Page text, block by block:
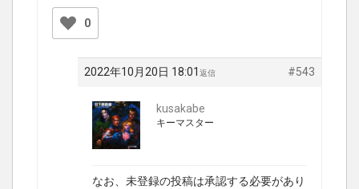
0
2022年10月20日 18:01 #543
返信
kusakabe
キーマスター
なお、未登録の投稿は承認する必要があり